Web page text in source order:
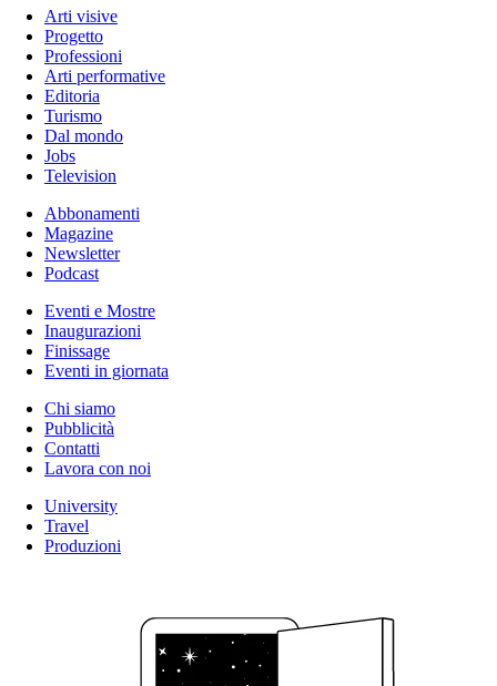
Arti visive
Progetto
Professioni
Arti performative
Editoria
Turismo
Dal mondo
Jobs
Television
Abbonamenti
Magazine
Newsletter
Podcast
Eventi e Mostre
Inaugurazioni
Finissage
Eventi in giornata
Chi siamo
Pubblicità
Contatti
Lavora con noi
University
Travel
Produzioni